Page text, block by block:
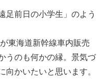
足前日の小学生」のよう
東海道新幹線車内販売
うのも何かの縁。景気づ
向かいたいと思います。